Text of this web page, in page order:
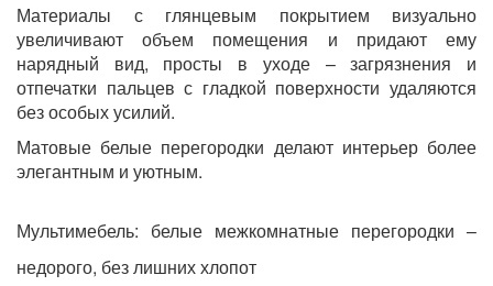
Материалы с глянцевым покрытием визуально
увеличивают объем помещения и придают ему
нарядный вид, просты в уходе – загрязнения и
отпечатки пальцев с гладкой поверхности удаляются
без особых усилий.
Матовые белые перегородки делают интерьер более
элегантным и уютным.
Мультимебель: белые межкомнатные перегородки –
недорого, без лишних хлопот